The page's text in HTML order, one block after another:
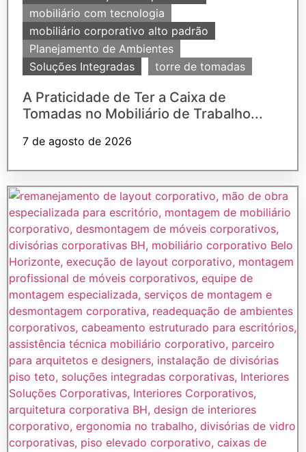
mobiliário com tecnologia
mobiliário corporativo alto padrão
Planejamento de Ambientes
Soluções Integradas
torre de tomadas
A Praticidade de Ter a Caixa de
Tomadas no Mobiliário de Trabalho...
7 de agosto de 2026